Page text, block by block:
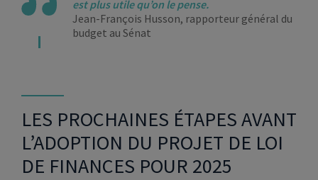
est plus utile qu’on le pense.
Jean-François Husson, rapporteur général du
budget au Sénat
LES PROCHAINES ÉTAPES AVANT
L’ADOPTION DU PROJET DE LOI
DE FINANCES POUR 2025